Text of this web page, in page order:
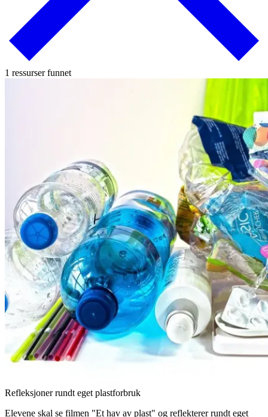
1 ressurser funnet
Refleksjoner rundt eget plastforbruk
Elevene skal se filmen "Et hav av plast" og reflekterer rundt eget